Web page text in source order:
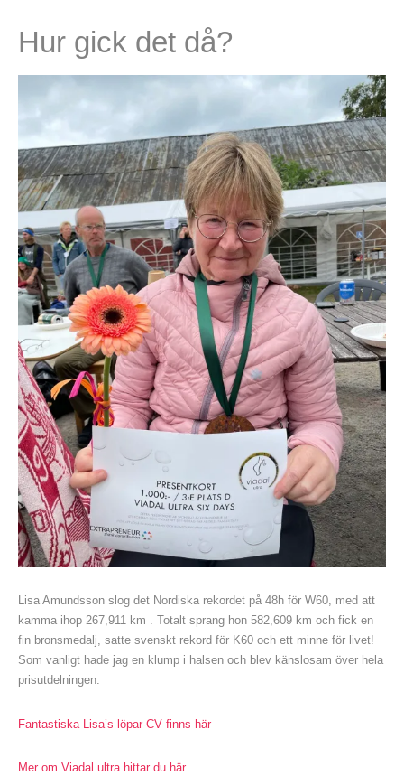
Hur gick det då?
Lisa Amundsson slog det Nordiska rekordet på 48h för W60, med att
kamma ihop 267,911 km . Totalt sprang hon 582,609 km och fick en
fin bronsmedalj, satte svenskt rekord för K60 och ett minne för livet!
Som vanligt hade jag en klump i halsen och blev känslosam över hela
prisutdelningen.
Fantastiska Lisa’s löpar-CV finns här
Mer om Viadal ultra hittar du här